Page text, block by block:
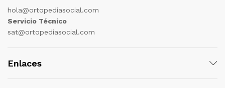
hola@ortopediasocial.com
Servicio Técnico
sat@ortopediasocial.com
Enlaces